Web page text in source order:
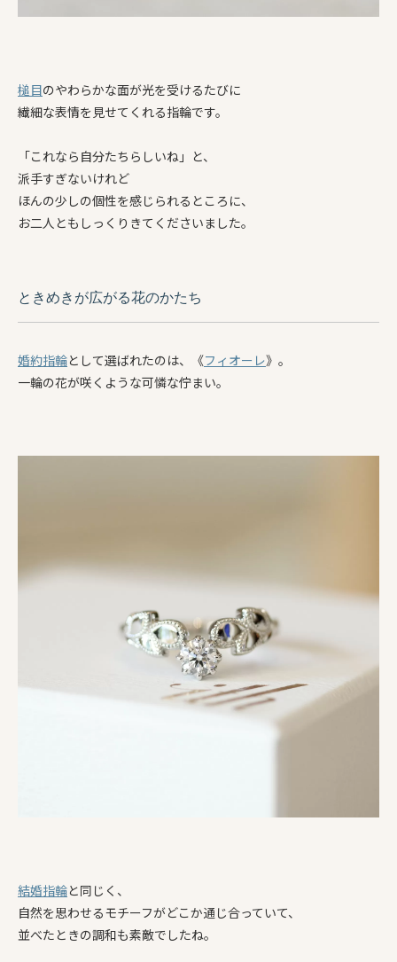
槌目のやわらかな面が光を受けるたびに
繊細な表情を見せてくれる指輪です。
「これなら自分たちらしいね」と、
派手すぎないけれど
ほんの少しの個性を感じられるところに、
お二人ともしっくりきてくださいました。
ときめきが広がる花のかたち
婚約指輪として選ばれたのは、《フィオーレ》。
一輪の花が咲くような可憐な佇まい。
結婚指輪と同じく、
自然を思わせるモチーフがどこか通じ合っていて、
並べたときの調和も素敵でしたね。